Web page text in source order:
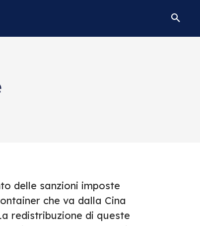
delle sanzioni imposte
che va dalla Cina
redistribuzione di queste